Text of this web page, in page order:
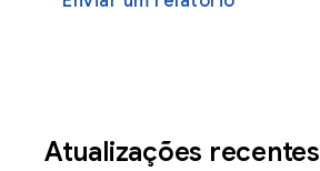
Atualizações recentes